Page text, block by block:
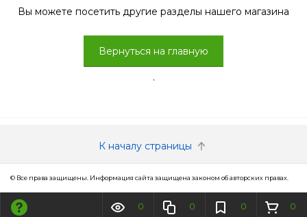
0 0 0 0
Вы можете посетить другие разделы нашего магазина
Вернуться на главную
.
К началу страницы
© Все права защищены. Информация сайта защищена законом об авторских правах.